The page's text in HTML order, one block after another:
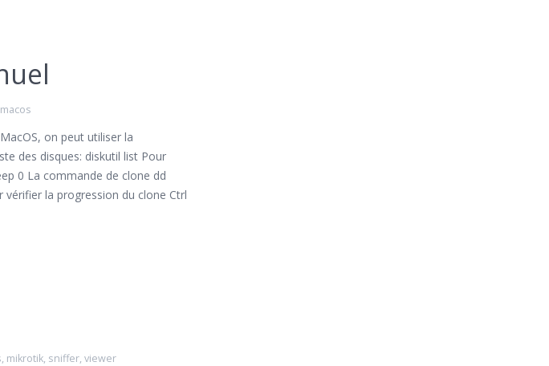
macos
on peut utiliser la
des disques: diskutil list Pour
0 La commande de clone dd
la progression du clone Ctrl
, mikrotik, sniffer, viewer